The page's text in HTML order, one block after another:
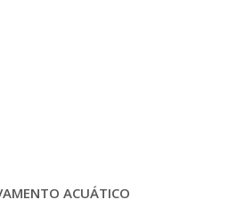
ACUÁTICO